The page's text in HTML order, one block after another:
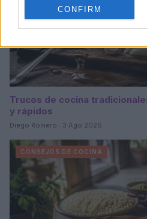
CONFIRM
Trucos de cocina
y rápidos
Diego Romero · 3 Ago 2026
CONSEJOS DE COCINA